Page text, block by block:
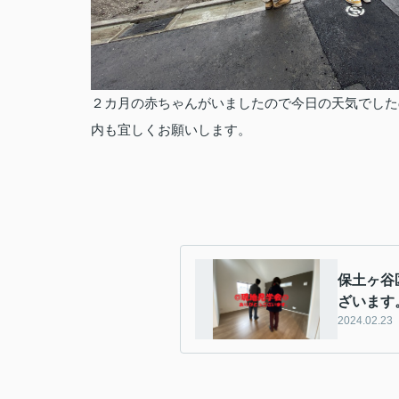
２カ月の赤ちゃんがいましたので今日の天気でし
内も宜しくお願いします。
保土ヶ谷
ざいます
2024.02.23